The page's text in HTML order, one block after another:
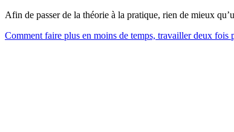
Afin de passer de la théorie à la pratique, rien de mieux
Comment faire plus en moins de temps, travailler deux fois